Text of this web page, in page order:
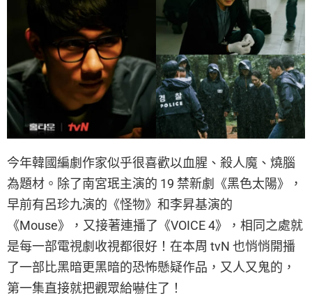
今年韓國編劇作家似乎很喜歡以血腥、殺人魔、燒腦
為題材。除了南宮珉主演的 19 禁新劇《黑色太陽》，
早前有呂珍九演的《怪物》和李昇基演的
《Mouse》，又接著連播了《VOICE 4》，相同之處就
是每一部電視劇收視都很好！在本周 tvN 也悄悄開播
了一部比黑暗更黑暗的恐怖懸疑作品，又人又鬼的，
第一集直接就把觀眾給嚇住了！